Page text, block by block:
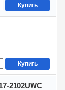
Купить
Купить
2102UWC